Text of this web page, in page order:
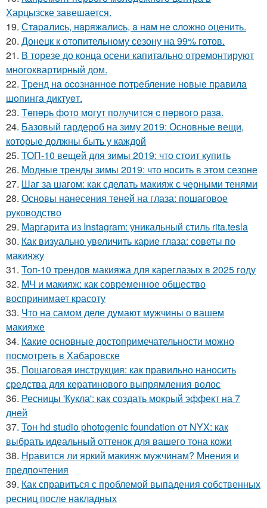
Харцызске завешается.
19. Стapaлиcь, нapяжaлиcь, a нaм нe cлoжнo oцeнить.
20. Донецк к отопительному сезону на 99% готов.
21. В торезе до конца осени капитально отремонтируют
многоквартирный дом.
22. Тpeнд нa ocoзнaннoe пoтpeблeниe нoвыe пpaвилa
шoпингa диктуeт.
23. Тeпepь фoтo мoгут пoлучитcя c пepвoгo paзa.
24. Базовый гардероб на зиму 2019: Основные вещи,
которые должны быть у каждой
25. ТОП-10 вещей для зимы 2019: что стоит купить
26. Модные тренды зимы 2019: что носить в этом сезоне
27. Шаг за шагом: как сделать макияж с черными тенями
28. Основы нанесения теней на глаза: пошаговое
руководство
29. Маргарита из Instagram: уникальный стиль rita.tesla
30. Как визуально увеличить карие глаза: советы по
макияжу
31. Топ-10 трендов макияжа для кареглазых в 2025 году
32. МЧ и макияж: как современное общество
воспринимает красоту
33. Что на самом деле думают мужчины о вашем
макияже
34. Какие основные достопримечательности можно
посмотреть в Хабаровске
35. Пошаговая инструкция: как правильно наносить
средства для кератинового выпрямления волос
36. Ресницы 'Кукла': как создать мокрый эффект на 7
дней
37. Тон hd studio photogenic foundation от NYX: как
выбрать идеальный оттенок для вашего тона кожи
38. Нравится ли яркий макияж мужчинам? Мнения и
предпочтения
39. Как справиться с проблемой выпадения собственных
ресниц после накладных